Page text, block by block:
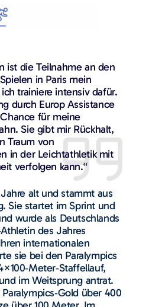
ist die Teilnahme an den
in Paris mein
trainiere intensiv dafür.
durch Europ Assistance
für meine
Sie gibt mir Rückhalt,
Traum von
in der Leichtathletik mit
verfolgen kann.“
alt und stammt aus
Sie startet im Sprint und
wurde als Deutschlands
des Jahres
internationalen
sie bei den Paralympics
im Weitsprung antrat.
über 400